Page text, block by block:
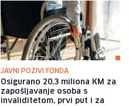
JAVNI POZIVI FONDA
Osigurano 20,3 miliona KM za
zapošljavanje osoba s
invaliditetom, prvi put i za